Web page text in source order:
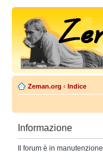
Zeman.org ‹ Indice
Informazione
Il forum è in manutenzione